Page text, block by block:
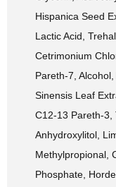
Hispanica Seed
Lactic Acid,
Cetrimonium
Pareth-7,
Sinensis Leaf
C12-13 Pareth-3,
Anhydroxylitol,
Methylpropional,
Phosphate,